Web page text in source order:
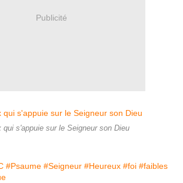
Publicité
qui s'appuie sur le Seigneur son Dieu
#Psaume #Seigneur #Heureux #foi #faibles